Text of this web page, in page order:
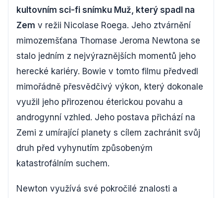
kultovním sci-fi snímku Muž, který spadl na
Zem v režii Nicolase Roega. Jeho ztvárnění
mimozemšťana Thomase Jeroma Newtona se
stalo jedním z nejvýraznějších momentů jeho
herecké kariéry. Bowie v tomto filmu předvedl
mimořádně přesvědčivý výkon, který dokonale
využil jeho přirozenou éterickou povahu a
androgynní vzhled. Jeho postava přichází na
Zemi z umírající planety s cílem zachránit svůj
druh před vyhynutím způsobeným
katastrofálním suchem.
Newton využívá své pokročilé znalosti a